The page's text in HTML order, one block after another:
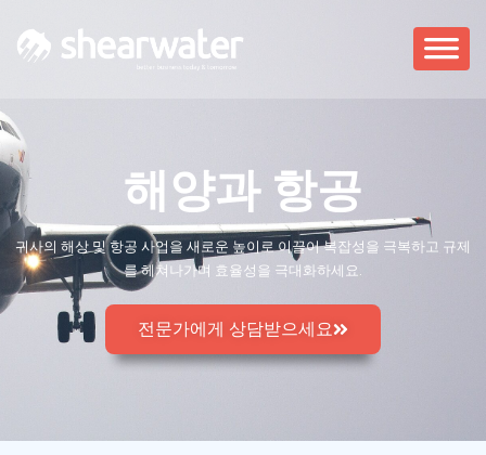
해양과 항공
귀사의 해상 및 항공 사업을 새로운 높이로 이끌어 복잡성을 극복하고 규제
를 헤쳐나가며 효율성을 극대화하세요.
전문가에게 상담받으세요